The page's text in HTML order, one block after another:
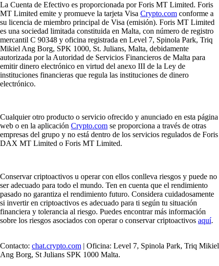
La Cuenta de Efectivo es proporcionada por Foris MT Limited. Foris
MT Limited emite y promueve la tarjeta Visa Crypto.com conforme a
su licencia de miembro principal de Visa (emisión). Foris MT Limited
es una sociedad limitada constituida en Malta, con número de registro
mercantil C 90348 y oficina registrada en Level 7, Spinola Park, Triq
Mikiel Ang Borg, SPK 1000, St. Julians, Malta, debidamente
autorizada por la Autoridad de Servicios Financieros de Malta para
emitir dinero electrónico en virtud del anexo III de la Ley de
instituciones financieras que regula las instituciones de dinero
electrónico.
Cualquier otro producto o servicio ofrecido y anunciado en esta página
web o en la aplicación Crypto.com se proporciona a través de otras
empresas del grupo y no está dentro de los servicios regulados de Foris
DAX MT Limited o Foris MT Limited.
Conservar criptoactivos u operar con ellos conlleva riesgos y puede no
ser adecuado para todo el mundo. Ten en cuenta que el rendimiento
pasado no garantiza el rendimiento futuro. Considera cuidadosamente
si invertir en criptoactivos es adecuado para ti según tu situación
financiera y tolerancia al riesgo. Puedes encontrar más información
sobre los riesgos asociados con operar o conservar criptoactivos aquí.
Contacto: chat.crypto.com | Oficina: Level 7, Spinola Park, Triq Mikiel
Ang Borg, St Julians SPK 1000 Malta.